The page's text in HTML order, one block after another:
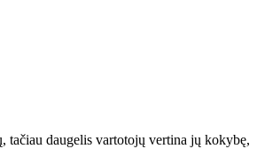
tačiau daugelis vartotojų vertina jų kokybę,